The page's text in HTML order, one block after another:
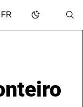
FR